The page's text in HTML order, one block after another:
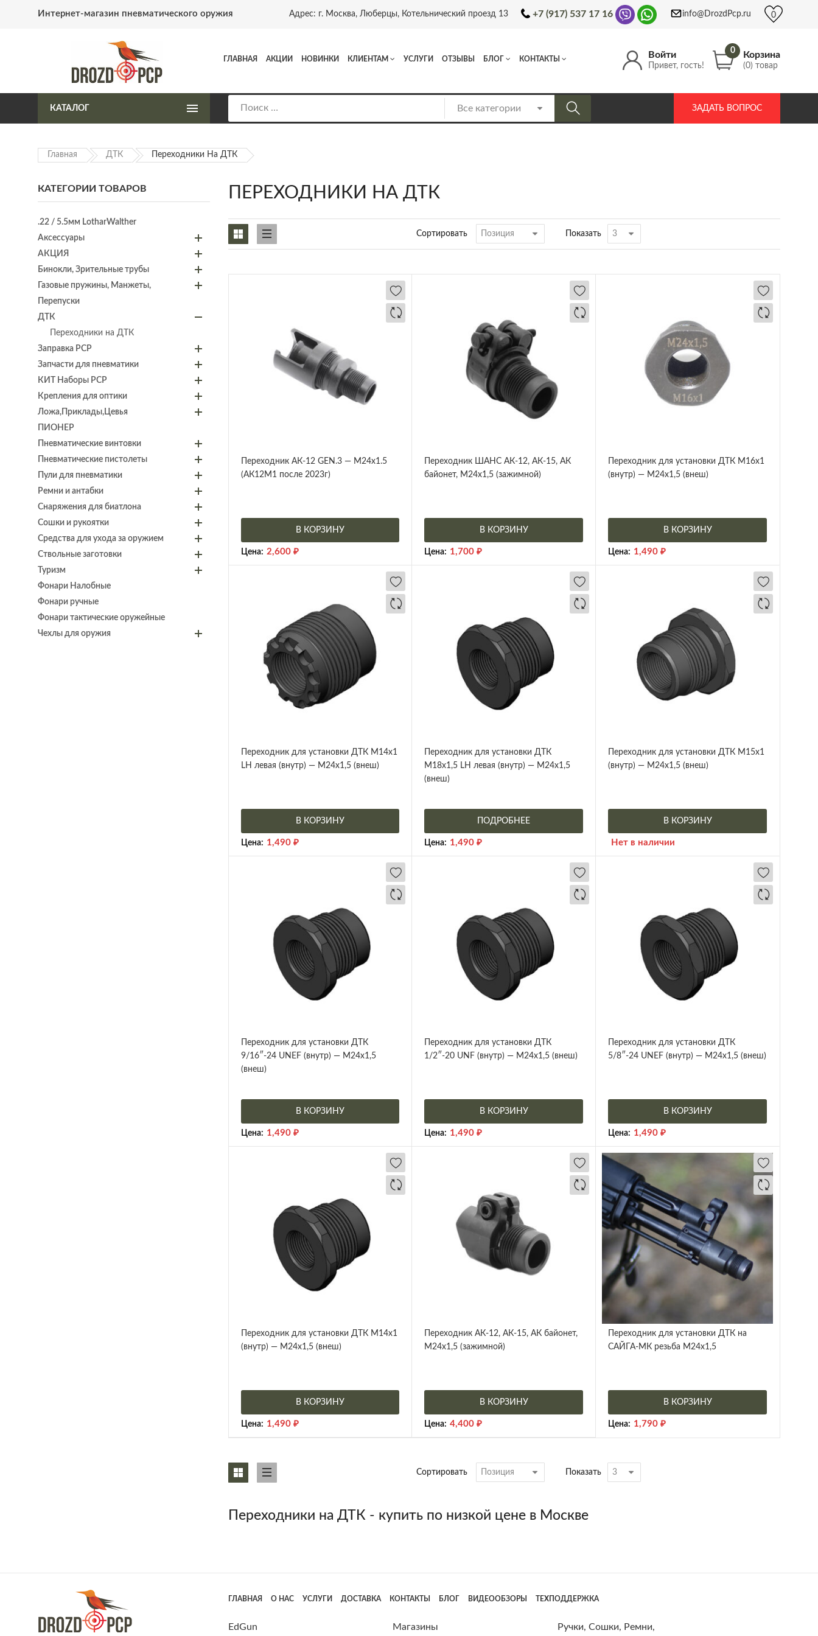
Интернет-магазин пневматического оружия Адрес: г. Москва, Люберцы, Котельнический проезд 13 +7 (917) 537 17 16 info@DrozdPcp.ru 0
Войти
Привет, гость!
0 Корзина
(0) товар
ГЛАВНАЯ АКЦИИ НОВИНКИ КЛИЕНТАМ УСЛУГИ ОТЗЫВЫ БЛОГ КОНТАКТЫ
КАТАЛОГ ЗАДАТЬ ВОПРОС
Главная ДТК Переходники На ДТК
ПЕРЕХОДНИКИ НА ДТК
Сортировать Показать
Переходник АК-12 GEN.3 — M24x1.5
(АК12М1 после 2023г)
В КОРЗИНУ
Цена: 2,600 ₽
Переходник ШАНС АК-12, АК-15, АК
байонет, М24х1,5 (зажимной)
В КОРЗИНУ
Цена: 1,700₽
Переходник для установки ДТК М16х1
(внутр) — М24х1,5 (внеш)
В КОРЗИНУ
Цена: 1,490₽
Переходник для установки ДТК М14х1
LH левая (внутр) — М24х1,5 (внеш)
В КОРЗИНУ
Цена: 1,490 ₽
Переходник для установки ДТК
М18х1,5 LH левая (внутр) — М24х1,5
(внеш)
ПОДРОБНЕЕ
Цена: 1,490₽
Переходник для установки ДТК М15х1
(внутр) — М24х1,5 (внеш)
В КОРЗИНУ
Нет в наличии
Переходник для установки ДТК
9/16″-24 UNEF (внутр) — М24х1,5
(внеш)
В КОРЗИНУ
Цена: 1,490 ₽
Переходник для установки ДТК
1/2″-20 UNF (внутр) — М24х1,5 (внеш)
В КОРЗИНУ
Цена: 1,490₽
Переходник для установки ДТК
5/8″-24 UNEF (внутр) — М24х1,5 (внеш)
В КОРЗИНУ
Цена: 1,490₽
Переходник для установки ДТК М14х1
(внутр) — М24х1,5 (внеш)
В КОРЗИНУ
Цена: 1,490 ₽
Переходник АК-12, АК-15, АК байонет,
М24х1,5 (зажимной)
В КОРЗИНУ
Цена: 4,400₽
Переходник для установки ДТК на
САЙГА-МК резьба М24х1,5
В КОРЗИНУ
Цена: 1,790₽
Сортировать Показать
Переходники на ДТК - купить по низкой цене в Москве
КАТЕГОРИИ ТОВАРОВ
.22 / 5.5мм LotharWalther
Аксессуары
АКЦИЯ
Бинокли, Зрительные трубы
Газовые пружины, Манжеты,
Перепуски
ДТК
Переходники на ДТК
Заправка PCP
Запчасти для пневматики
КИТ Наборы PCP
Крепления для оптики
Ложа,Приклады,Цевья
ПИОНЕР
Пневматические винтовки
Пневматические пистолеты
Пули для пневматики
Ремни и антабки
Снаряжения для биатлона
Сошки и рукоятки
Средства для ухода за оружием
Ствольные заготовки
Туризм
Фонари Налобные
Фонари ручные
Фонари тактические оружейные
Чехлы для оружия
ГЛАВНАЯ О НАС УСЛУГИ ДОСТАВКА КОНТАКТЫ БЛОГ ВИДЕООБЗОРЫ ТЕХПОДДЕРЖКА
EdGun Магазины
Ручки, Сошки, Ремни,